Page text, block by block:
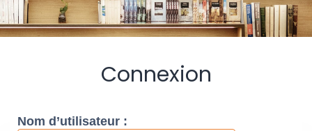
Connexion
Nom d’utilisateur :